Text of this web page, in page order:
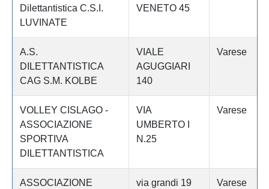
Dilettantistica C.S.I.
LUVINATE
VENETO 45
A.S.
DILETTANTISTICA
CAG S.M. KOLBE
VIALE
AGUGGIARI
140
Varese
VOLLEY CISLAGO -
ASSOCIAZIONE
SPORTIVA
DILETTANTISTICA
VIA
UMBERTO I
N.25
Varese
ASSOCIAZIONE
via grandi 19 Varese